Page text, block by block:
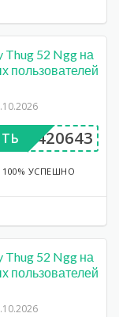
Thug 52 Ngg на
пользователей
AA420643
100% УСПЕШНО
Thug 52 Ngg на
пользователей